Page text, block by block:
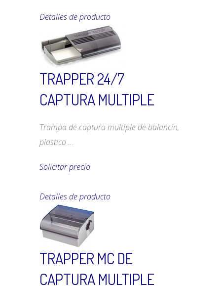
Detalles de producto
TRAPPER 24/7
CAPTURA MULTIPLE
Trampa de captura multiple de balancin,
plastico ...
Solicitar precio
Detalles de producto
TRAPPER MC DE
CAPTURA MULTIPLE